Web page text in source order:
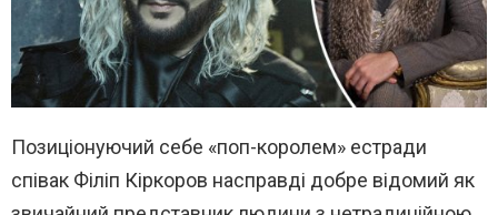
Позиціонуючий себе «поп-королем» естради
співак Філіп Кіркоров насправді добре відомий як